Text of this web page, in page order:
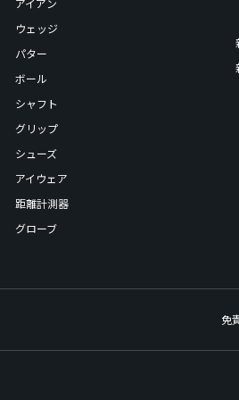
アイアン
ウェッジ
パター
ボール
シャフト
グリップ
シューズ
アイウェア
距離計測器
グローブ
免